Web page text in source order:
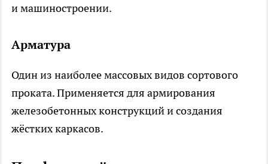
и машиностроении.
Арматура
Один из наиболее массовых видов сортового
проката. Применяется для армирования
железобетонных конструкций и создания
жёстких каркасов.